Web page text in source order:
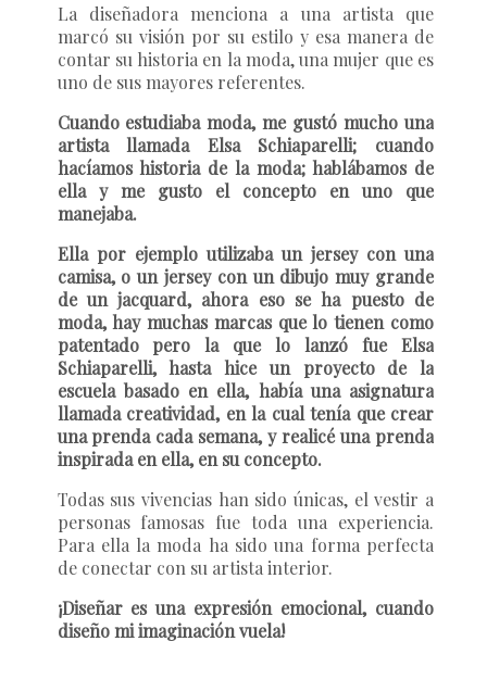
La diseñadora menciona a una artista que
marcó su visión por su estilo y esa manera de
contar su historia en la moda, una mujer que es
uno de sus mayores referentes.
Cuando estudiaba moda, me gustó mucho una
artista llamada Elsa Schiaparelli; cuando
hacíamos historia de la moda; hablábamos de
ella y me gusto el concepto en uno que
manejaba.
Ella por ejemplo utilizaba un jersey con una
camisa, o un jersey con un dibujo muy grande
de un jacquard, ahora eso se ha puesto de
moda, hay muchas marcas que lo tienen como
patentado pero la que lo lanzó fue Elsa
Schiaparelli, hasta hice un proyecto de la
escuela basado en ella, había una asignatura
llamada creatividad, en la cual tenía que crear
una prenda cada semana, y realicé una prenda
inspirada en ella, en su concepto.
Todas sus vivencias han sido únicas, el vestir a
personas famosas fue toda una experiencia.
Para ella la moda ha sido una forma perfecta
de conectar con su artista interior.
¡Diseñar es una expresión emocional, cuando
diseño mi imaginación vuela!